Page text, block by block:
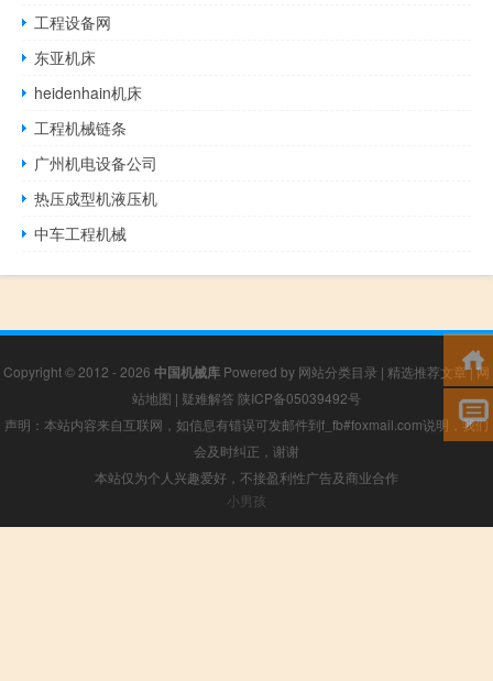
工程设备网
东亚机床
heidenhain机床
工程机械链条
广州机电设备公司
热压成型机液压机
中车工程机械
Copyright © 2012 - 2026 中国机械库 Powered by 网站分类目录 | 精选推荐文章|网
站地图 | 疑难解答 陕ICP备05039492号
声明：本站内容来自互联网，如信息有错误可发邮件到f_fb#foxmail.com说明，我们
会及时纠正，谢谢
本站仅为个人兴趣爱好，不接盈利性广告及商业合作
小男孩